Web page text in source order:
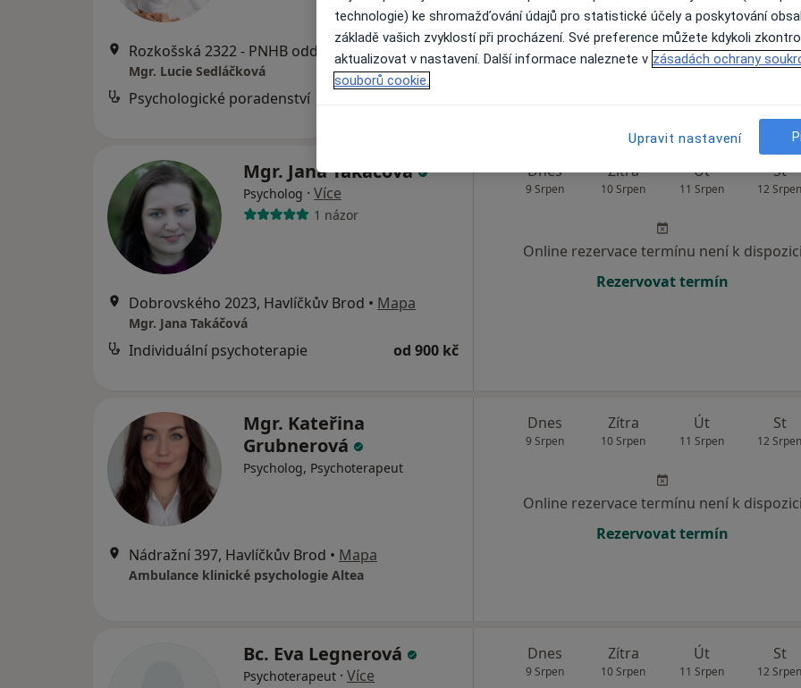
Rozkošská 2322 - PNHB oddělení 14, Havlíčkův Brod Mapa
Mgr. Lucie Sedláčková
Psychologické poradenství
Rezervovat termín
Mgr. Jana Takáčová
Psycholog · Více
1 názor
Dobrovského 2023, Havlíčkův Brod • Mapa
Mgr. Jana Takáčová
Individuální psychoterapie od 900 kč
Dnes
9 Srpen
Zítra
10 Srpen
Út
11 Srpen
St
12 Srpen
Online rezervace termínu není k dispozici
Rezervovat termín
Mgr. Kateřina
Grubnerová
Psycholog, Psychoterapeut
Nádražní 397, Havlíčkův Brod • Mapa
Ambulance klinické psychologie Altea
Dnes
9 Srpen
Zítra
10 Srpen
Út
11 Srpen
St
12 Srpen
Online rezervace termínu není k dispozici
Rezervovat termín
Bc. Eva Legnerová
Psychoterapeut · Více
Dnes
9 Srpen
Zítra
10 Srpen
Út
11 Srpen
St
12 Srpen
technologie) ke shromažďování údajů pro statistické účely a poskytování
základě vašich zvyklostí při procházení. Své preference můžete kdykoli
aktualizovat v nastavení. Další informace naleznete v zásadách ochrany
souborů cookie.
Upravit nastavení